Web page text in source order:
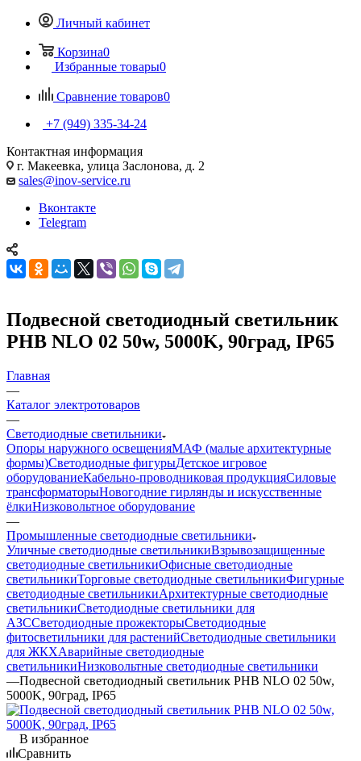
Личный кабинет
Корзина0
Избранные товары0
Сравнение товаров0
+7 (949) 335-34-24
Контактная информация
г. Макеевка, улица Заслонова, д. 2
sales@inov-service.ru
Вконтакте
Telegram
Подвесной светодиодный светильник
PHB NLO 02 50w, 5000K, 90град, IP65
Главная
—
Каталог электротоваров
—
Светодиодные светильники
Опоры наружного освещенияМАФ (малые архитектурные
формы)Светодиодные фигурыДетское игровое
оборудованиеКабельно-проводниковая продукцияСиловые
трансформаторыНовогодние гирлянды и искусственные
ёлкиНизковольтное оборудование
—
Промышленные светодиодные светильники
Уличные светодиодные светильникиВзрывозащищенные
светодиодные светильникиОфисные светодиодные
светильникиТорговые светодиодные светильникиФигурные
светодиодные светильникиАрхитектурные светодиодные
светильникиСветодиодные светильники для
АЗССветодиодные прожекторыСветодиодные
фитосветильники для растенийСветодиодные светильники
для ЖКХАварийные светодиодные
светильникиНизковольтные светодиодные светильники
—Подвесной светодиодный светильник PHB NLO 02 50w,
5000K, 90град, IP65
В избранное
Сравнить